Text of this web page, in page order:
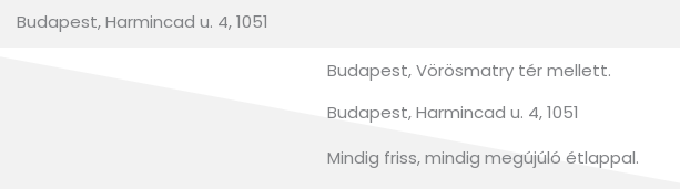
Budapest, Harmincad u. 4, 1051
Budapest, Vörösmatry tér mellett.
Budapest, Harmincad u. 4, 1051
Mindig friss, mindig megújúló étlappal.